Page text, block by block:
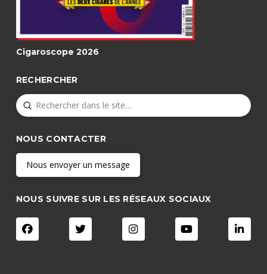
Cigaroscope 2026
RECHERCHER
Search
Submit
NOUS CONTACTER
Nous envoyer un message
NOUS SUIVRE SUR LES RÉSEAUX SOCIAUX